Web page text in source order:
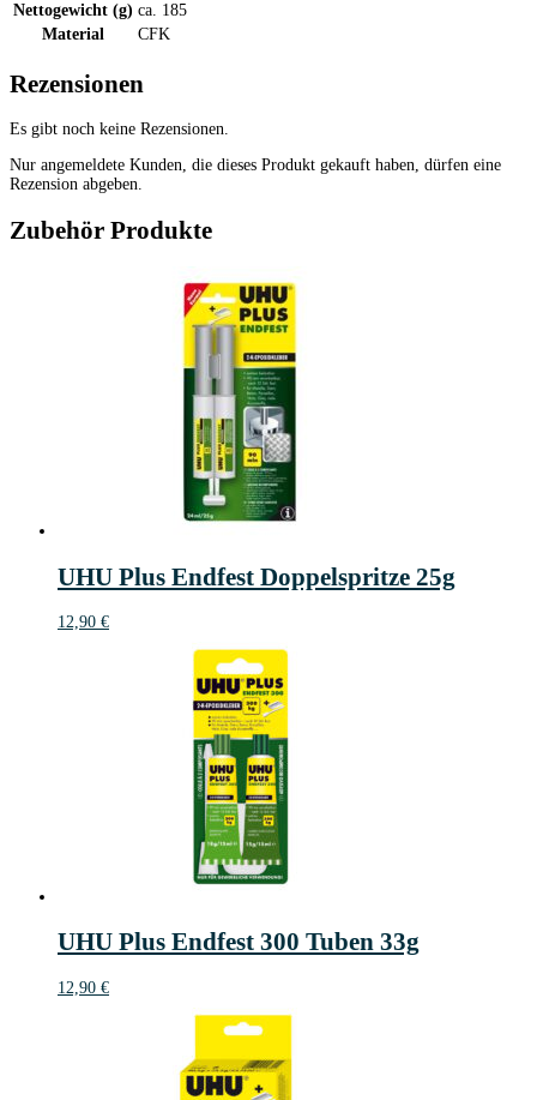
Nettogewicht (g) ca. 185
Material
CFK
Rezensionen
Es gibt noch keine Rezensionen.
Nur angemeldete Kunden, die dieses Produkt gekauft haben, dürfen eine
Rezension abgeben.
Zubehör Produkte
UHU Plus Endfest Doppelspritze 25g
12,90 €
UHU Plus Endfest 300 Tuben 33g
12,90 €